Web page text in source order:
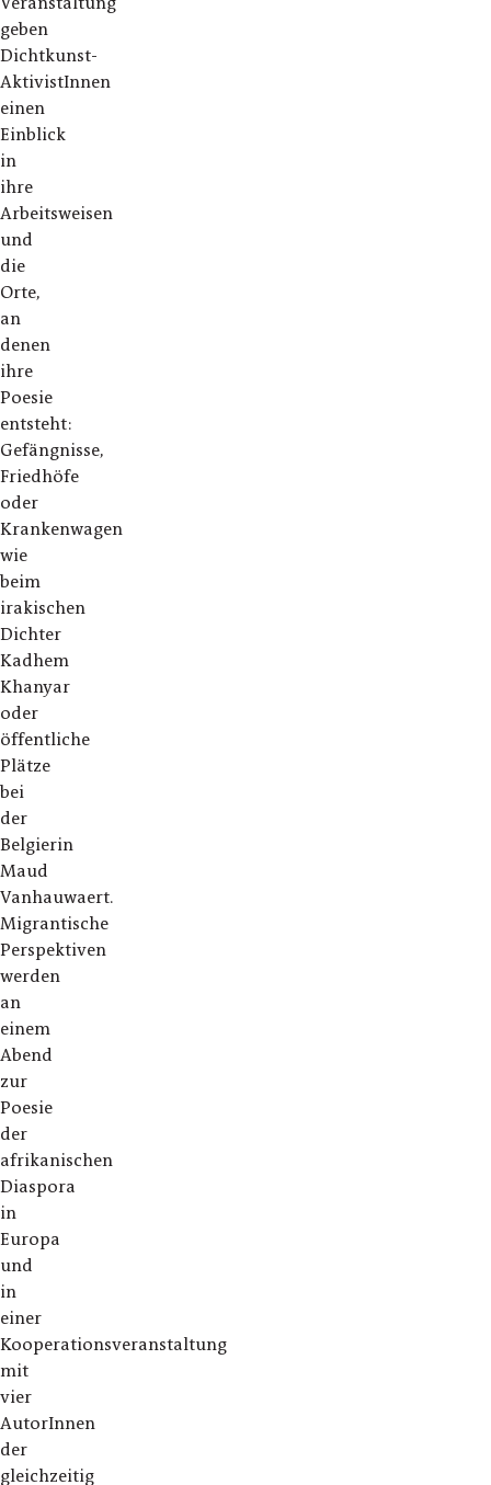
geben
Dichtkunst-
AktivistInnen
einen
Einblick
in
ihre
Arbeitsweisen
und
die
Orte,
an
denen
ihre
Poesie
entsteht:
Gefängnisse,
Friedhöfe
oder
Krankenwagen
wie
beim
irakischen
Dichter
Kadhem
Khanyar
oder
öffentliche
Plätze
bei
der
Belgierin
Maud
Vanhauwaert.
Migrantische
Perspektiven
werden
an
einem
Abend
zur
Poesie
der
afrikanischen
Diaspora
in
Europa
und
in
einer
Kooperationsveranstaltung
mit
vier
AutorInnen
der
gleichzeitig